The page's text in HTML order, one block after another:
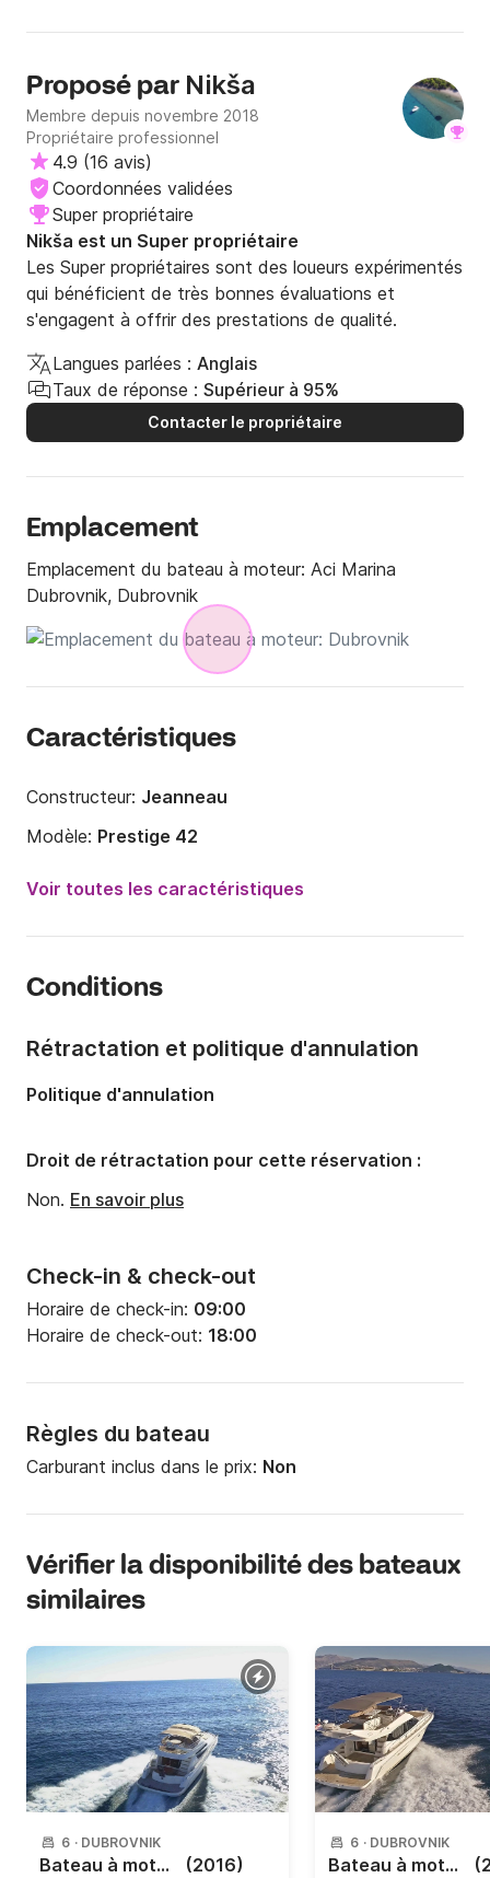
Proposé par Nikša
Membre depuis novembre 2018
Propriétaire professionnel
4.9 (16 avis)
Coordonnées validées
Super propriétaire
Nikša est un Super propriétaire
Les Super propriétaires sont des loueurs expérimentés
qui bénéficient de très bonnes évaluations et
s'engagent à offrir des prestations de qualité.
Langues parlées : Anglais
Taux de réponse : Supérieur à 95%
Contacter le propriétaire
Emplacement
Emplacement du bateau à moteur: Aci Marina
Dubrovnik, Dubrovnik
Caractéristiques
Constructeur: Jeanneau
Modèle: Prestige 42
Puissance moteur:
850cv
Capacité à bord:
Nombre de cabines:
Voir toutes les caractéristiques
Conditions
Check-in & check-out
Horaire de check-in: 09:00
Horaire de check-out: 18:00
Règles du bateau
Carburant inclus dans le prix: Non
Rétractation et politique d'annulation
Politique d'annulation
Droit de rétractation pour cette réservation :
Non. En savoir plus
Vérifier la disponibilité des bateaux
similaires
6 · DUBROVNIK
Bateau à moteur Jeanneau Prestige 42 Fly 850cv (2016)
6 · DUBROVNIK
Bateau à moteur Jeanneau Prestige 400 Fly 760cv